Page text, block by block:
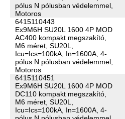
pólus N pólusban védelemmel,
Motoros
6415110443
Ex9M6H SU20L 1600 4P MOD
AC400 kompakt megszakító,
M6 méret, SU20L,
Icu=Ics=100kA, In=1600A, 4-
pólus N pólusban védelemmel,
Motoros
6415110451
Ex9M6H SU20L 1600 4P MOD
DC110 kompakt megszakító,
M6 méret, SU20L,
Icu=Ics=100kA, In=1600A, 4-